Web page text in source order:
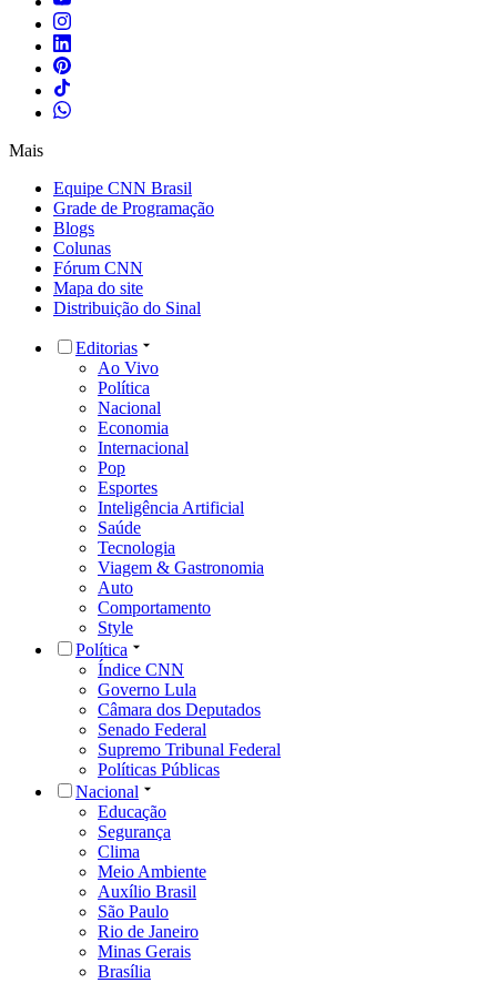
Mais
Equipe CNN Brasil
Grade de Programação
Blogs
Colunas
Fórum CNN
Mapa do site
Distribuição do Sinal
Editorias
Ao Vivo
Política
Nacional
Economia
Internacional
Pop
Esportes
Inteligência Artificial
Saúde
Tecnologia
Viagem & Gastronomia
Auto
Comportamento
Style
Política
Índice CNN
Governo Lula
Câmara dos Deputados
Senado Federal
Supremo Tribunal Federal
Políticas Públicas
Nacional
Educação
Segurança
Clima
Meio Ambiente
Auxílio Brasil
São Paulo
Rio de Janeiro
Minas Gerais
Brasília